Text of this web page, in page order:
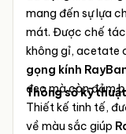
mang đến sự lựa
mát. Được chế
không gỉ, acetate
gọng kính
đeo mà còn đảm
Thiết kế tinh tế,
về màu sắc giúp
Thông số kỹ